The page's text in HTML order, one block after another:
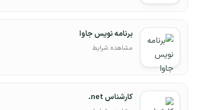
برنامه نویس جاوا
مشاهده شرایط
کارشناس net.